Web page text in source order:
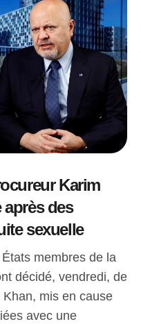
Karim
des
sexuelle
membres de la
décidé, vendredi, de
mis en cause
avec une